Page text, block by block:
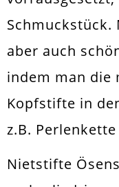
aber auch
indem man die
Kopfstifte in
z.B.
Nietstifte